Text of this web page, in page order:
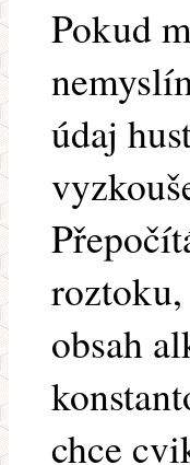
Pokud
údaj
obsah
chce